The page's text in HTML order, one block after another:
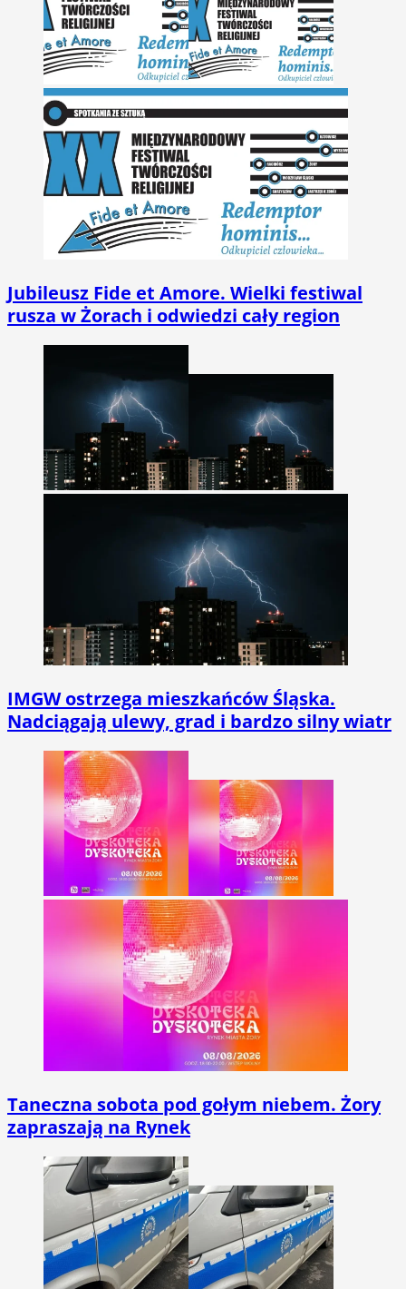
Jubileusz Fide et Amore. Wielki festiwal
rusza w Żorach i odwiedzi cały region
IMGW ostrzega mieszkańców Śląska.
Nadciągają ulewy, grad i bardzo silny wiatr
Taneczna sobota pod gołym niebem. Żory
zapraszają na Rynek